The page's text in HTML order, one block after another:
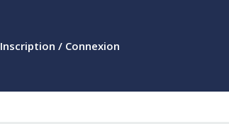
Inscription / Connexion